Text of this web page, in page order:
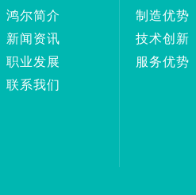
鸿尔简介
新闻资讯
职业发展
联系我们
制造优势
技术创新
服务优势